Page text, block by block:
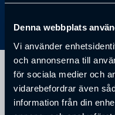
Denna webbplats
Vi använder
och annonserna till
för sociala medier och
vidarebefordrar även
information från din
Anmälan till
VägDirektör